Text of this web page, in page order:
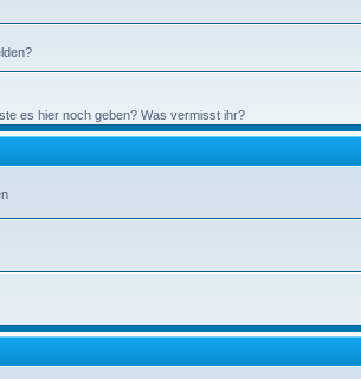
es hier noch geben? Was vermisst ihr?